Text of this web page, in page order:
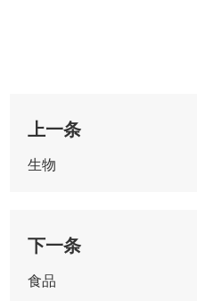
上一条
生物
下一条
食品